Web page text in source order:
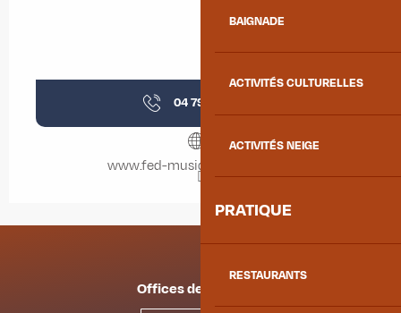
BAIGNADE
ACTIVITÉS CULTURELLES
ACTIVITÉS NEIGE
PRATIQUE
RESTAURANTS
04 79 62 51
www.fed-musique-savoie.com
Offices de tourisme